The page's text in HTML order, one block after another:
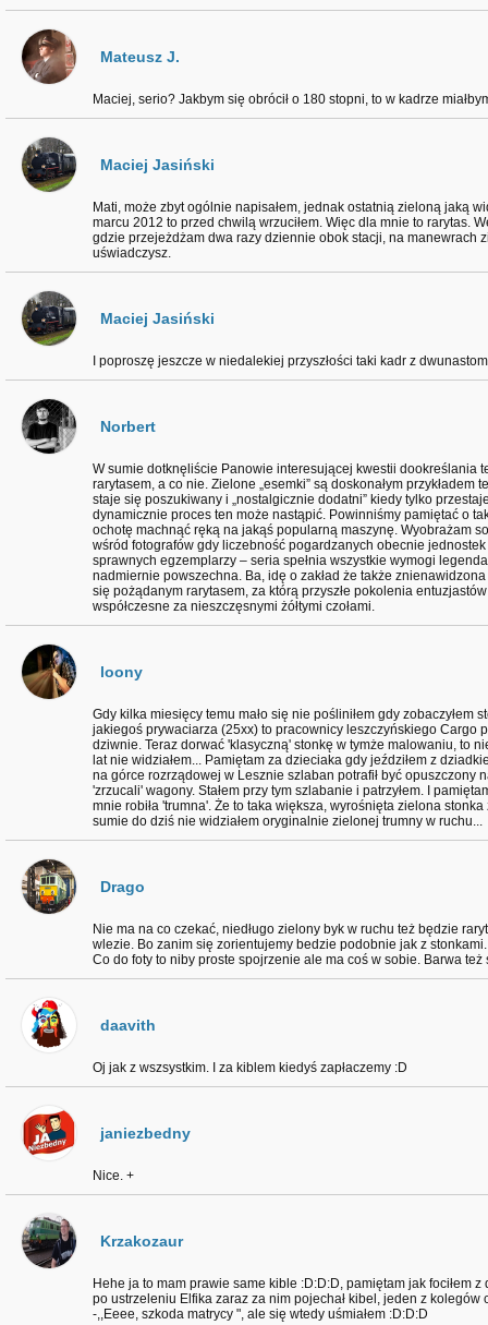
Mateusz J.
Maciej, serio? Jakbym się obrócił o 180 stopni, to w kadrze
Maciej Jasiński
Mati, może zbyt ogólnie napisałem, jednak ostatnią zieloną jaką
marcu 2012 to przed chwilą wrzuciłem. Więc dla mnie to rarytas.
gdzie przejeżdżam dwa razy dziennie obok stacji, na manewrach
uświadczysz.
Maciej Jasiński
I poproszę jeszcze w niedalekiej przyszłości taki kadr z
Norbert
W sumie dotknęliście Panowie interesującej kwestii dookreślania
rarytasem, a co nie. Zielone „esemki” są doskonałym przykładem
staje się poszukiwany i „nostalgicznie dodatni” kiedy tylko
dynamicznie proces ten może nastąpić. Powinniśmy pamiętać o
ochotę machnąć ręką na jakąś popularną maszynę. Wyobrażam
wśród fotografów gdy liczebność pogardzanych obecnie
sprawnych egzemplarzy – seria spełnia wszystkie wymogi
nadmiernie powszechna. Ba, idę o zakład że także
się pożądanym rarytasem, za którą przyszłe pokolenia
współczesne za nieszczęsnymi żółtymi czołami.
loony
Gdy kilka miesięcy temu mało się nie pośliniłem gdy zobaczyłem
jakiegoś prywaciarza (25xx) to pracownicy leszczyńskiego Cargo
dziwnie. Teraz dorwać 'klasyczną' stonkę w tymże malowaniu, to
lat nie widziałem... Pamiętam za dzieciaka gdy jeździłem z
na górce rozrządowej w Lesznie szlaban potrafił być opuszczony
'zrzucali' wagony. Stałem przy tym szlabanie i patrzyłem. I
mnie robiła 'trumna'. Że to taka większa, wyrośnięta zielona
sumie do dziś nie widziałem oryginalnie zielonej trumny w ruchu...
Drago
Nie ma na co czekać, niedługo zielony byk w ruchu też będzie
wlezie. Bo zanim się zorientujemy bedzie podobnie jak z stonkami.
Co do foty to niby proste spojrzenie ale ma coś w sobie. Barwa też
daavith
Oj jak z wszsystkim. I za kiblem kiedyś zapłaczemy :D
janiezbedny
Nice. +
Krzakozaur
Hehe ja to mam prawie same kible :D:D:D, pamiętam jak fociłem
po ustrzeleniu Elfika zaraz za nim pojechał kibel, jeden z kolegów
-,,Eeee, szkoda matrycy ", ale się wtedy uśmiałem :D:D:D